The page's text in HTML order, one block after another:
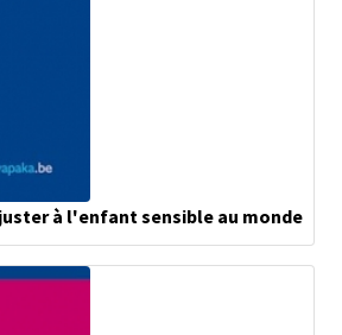
à l'enfant sensible au monde